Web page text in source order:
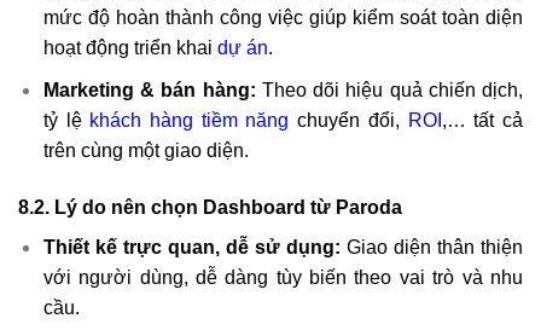
mức độ hoàn thành công việc giúp kiểm soát toàn diện
hoạt động triển khai dự án.
Marketing & bán hàng: Theo dõi hiệu quả chiến dịch,
tỷ lệ khách hàng tiềm năng chuyển đổi, ROI ,… tất cả
trên cùng một giao diện.
8.2. Lý do nên chọn Dashboard từ Paroda
Thiết kế trực quan, dễ sử dụng: Giao diện thân thiện
với người dùng, dễ dàng tùy biến theo vai trò và nhu
cầu.